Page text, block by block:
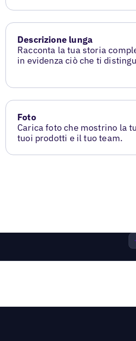
Descrizione lunga
Racconta la tua storia
in evidenza ciò che ti
Foto
Carica foto che mostrino la
tuoi prodotti e il tuo team.